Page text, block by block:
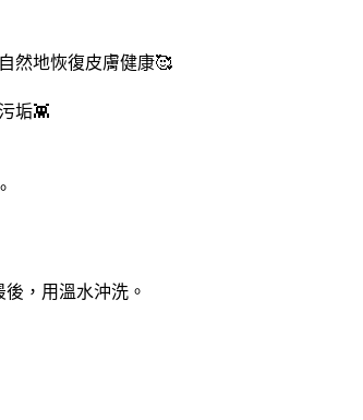
然地恢復皮膚健康🥰
垢👾
，用溫水沖洗。